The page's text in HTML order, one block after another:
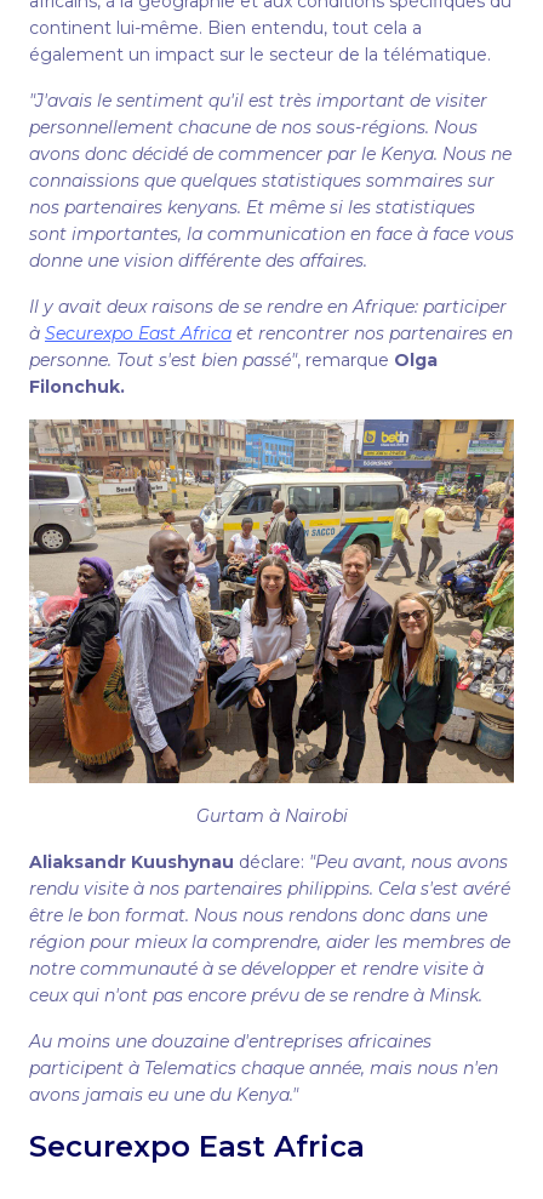
continent lui-même. Bien entendu, tout cela a
également un impact sur le secteur de la télématique.
"J'avais le sentiment qu'il est très important de visiter
personnellement chacune de nos sous-régions. Nous
avons donc décidé de commencer par le Kenya. Nous ne
connaissions que quelques statistiques sommaires sur
nos partenaires kenyans. Et même si les statistiques
sont importantes, la communication en face à face vous
donne une vision différente des affaires.
Il y avait deux raisons de se rendre en Afrique: participer
à Securexpo East Africa et rencontrer nos partenaires en
personne. Tout s'est bien passé", remarque Olga
Filonchuk.
Gurtam à Nairobi
Aliaksandr Kuushynau déclare: "Peu avant, nous avons
rendu visite à nos partenaires philippins. Cela s'est avéré
être le bon format. Nous nous rendons donc dans une
région pour mieux la comprendre, aider les membres de
notre communauté à se développer et rendre visite à
ceux qui n'ont pas encore prévu de se rendre à Minsk.
Au moins une douzaine d'entreprises africaines
participent à Telematics chaque année, mais nous n'en
avons jamais eu une du Kenya."
Securexpo East Africa